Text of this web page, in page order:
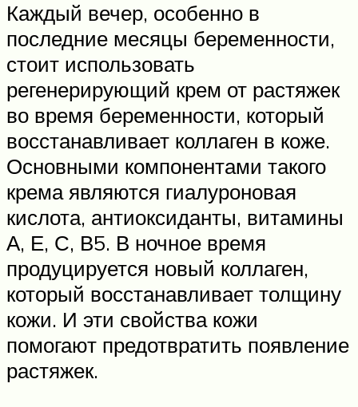
Каждый вечер, особенно в
последние месяцы беременности,
стоит использовать
регенерирующий крем от растяжек
во время беременности, который
восстанавливает коллаген в коже.
Основными компонентами такого
крема являются гиалуроновая
кислота, антиоксиданты, витамины
А, Е, С, В5. В ночное время
продуцируется новый коллаген,
который восстанавливает толщину
кожи. И эти свойства кожи
помогают предотвратить появление
растяжек.